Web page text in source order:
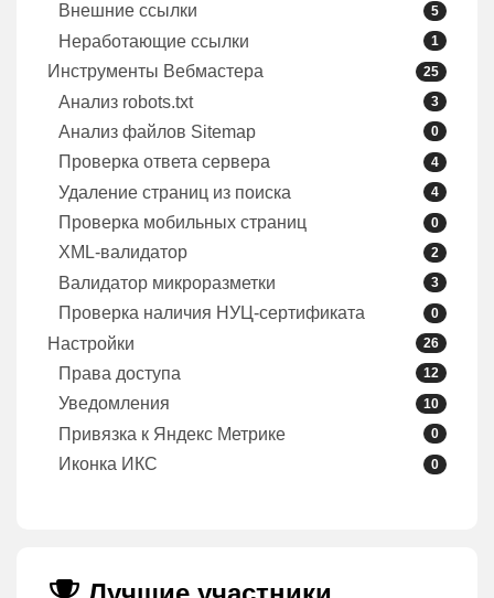
Внешние ссылки 5
Неработающие ссылки 1
Инструменты Вебмастера 25
Анализ robots.txt 3
Анализ файлов Sitemap 0
Проверка ответа сервера 4
Удаление страниц из поиска 4
Проверка мобильных страниц 0
XML-валидатор 2
Валидатор микроразметки 3
Проверка наличия НУЦ-сертификата 0
Настройки 26
Права доступа 12
Уведомления 10
Привязка к Яндекс Метрике 0
Иконка ИКС 0